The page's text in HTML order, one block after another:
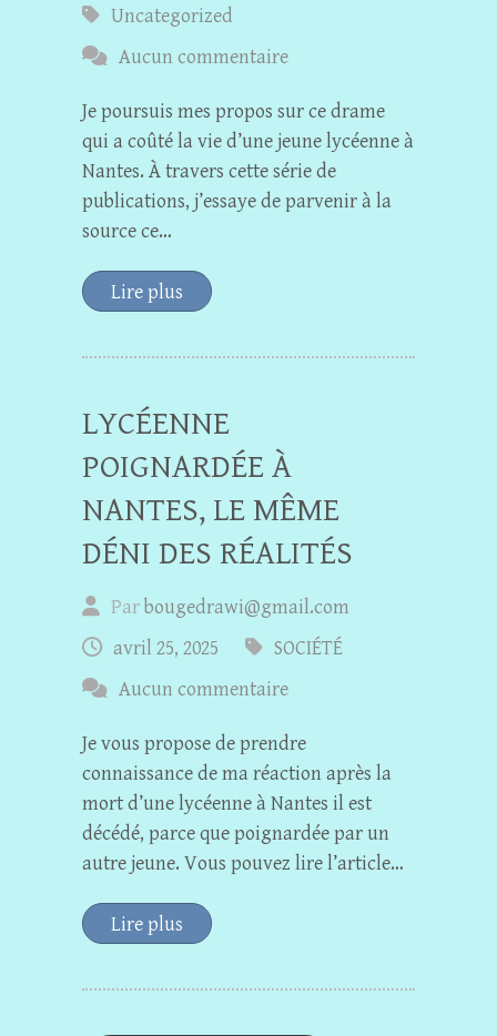
Uncategorized
Aucun commentaire
Je poursuis mes propos sur ce drame
qui a coûté la vie d’une jeune lycéenne à
Nantes. À travers cette série de
publications, j’essaye de parvenir à la
source ce…
Lire plus
LYCÉENNE
POIGNARDÉE À
NANTES, LE MÊME
DÉNI DES RÉALITÉS
Parbougedrawi@gmail.com
avril 25, 2025
SOCIÉTÉ
Aucun commentaire
Je vous propose de prendre
connaissance de ma réaction après la
mort d’une lycéenne à Nantes il est
décédé, parce que poignardée par un
autre jeune. Vous pouvez lire l’article…
Lire plus